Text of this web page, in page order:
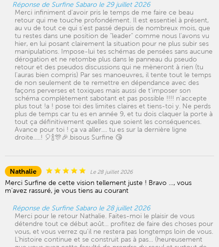
Réponse de Surfine Sabaro le 29 juillet 2026
Merci infiniment d'avoir pris le temps de me faire ce beau
retour qui me touche profondément. Il est essentiel à présent,
au vu de tout ce qui s'est passé depuis de nombreux mois, que
tu restes dans une position de "leader" comme nous l'avons vu
hier, en lui posant clairement la situation pour ne plus subir ses
manipulations. Impose-lui tes schémas de pensées sans aucune
dérogation et ne retombe plus dans le panneau du pseudo
retour et des pseudos discussions qui ne mèneront à rien (tu
l'auras bien compris) Par ses manoeuvres, il tente tout le temps
de non seulement de te remettre en dépendance avec des
façons perverses et toxiques mais aussi de t'imposer son
schéma complètement sabotant et pas possible !!!! n'accepte
plus tout !a ! pose toi des limites claires et tiens-toi y. Ne perds
plus de temps car tu es en année 9, et tu dois claquer la porte à
tout ça définitivement quelles que soient les conséquences.
Avance pour toi ! ça va aller.... tu es sur la dernière ligne
droite.....! 🎈🍾🎊🎉.bisous Surfine 😘
Nathalie Le 28 juillet 2026
Merci Surfine de cette vision tellement juste ! Bravo …, vous
m’avez rassuré, je vous tiens au courant
Réponse de Surfine Sabaro le 28 juillet 2026
Merci pour le retour Nathalie. Faites-moi le plaisir de vous
détendre tout ce début août... profitez de faire des choses pour
vous, et vous verrez qu'il ne restera pas longtemps loin de vous.
L'histoire continue et se construit pas à pas... (heureusement